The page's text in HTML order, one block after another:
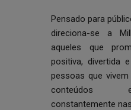
Pensado para
direciona-se a
aqueles que
positiva, divertida
pessoas que
conteúdos
constantemente